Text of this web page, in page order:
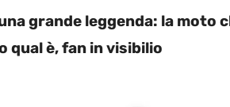
grande leggenda: la moto
qual è, fan in visibilio